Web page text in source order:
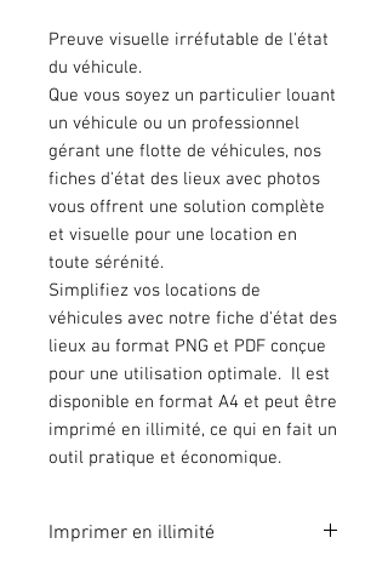
Preuve visuelle irréfutable de l'état
du véhicule.
Que vous soyez un particulier louant
un véhicule ou un professionnel
gérant une flotte de véhicules, nos
fiches d'état des lieux avec photos
vous offrent une solution complète
et visuelle pour une location en
toute sérénité.
Simplifiez vos locations de
véhicules avec notre fiche d'état des
lieux au format PNG et PDF conçue
pour une utilisation optimale. Il est
disponible en format A4 et peut être
imprimé en illimité, ce qui en fait un
outil pratique et économique.
Imprimer en illimité